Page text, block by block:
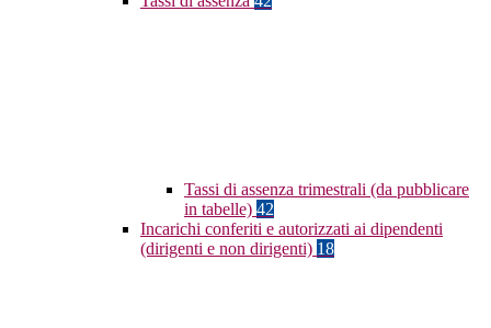
Tassi di assenza trimestrali (da pubblicare
in tabelle) 42
Incarichi conferiti e autorizzati ai dipendenti
(dirigenti e non dirigenti) 18